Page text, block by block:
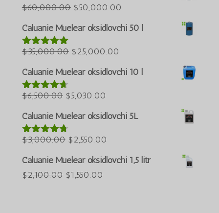
$60,000.00 Asl
narxi:
$50,000.00
narx:
Caluanie Muelear oksidlovchi 50 l
5 bahodan
$35,000.00 Asl
narxi:
$25,000.00
narx:
Caluanie Muelear oksidlovchi 10 l
5 bahodan
$6,500.00 Asl
narxi:
$6,500.00.
$5,030.00
narx:
Caluanie Muelear oksidlovchi 5L
5 bahodan
$3,000.00 Asl
narxi:
$2,550.00
narx:
Caluanie Muelear oksidlovchi 1,5 litr
$2,100.00 Asl
$1,550.00
한국어
Bahasa Melayu